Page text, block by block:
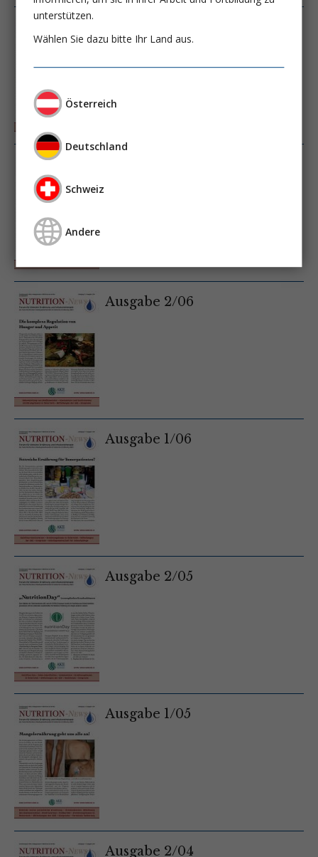
Ausgabe 2/06
Ausgabe 1/06
Ausgabe 2/05
Ausgabe 1/05
Ausgabe 2/04
unterstützen.
Wählen Sie dazu bitte Ihr Land aus.
Österreich
Deutschland
Schweiz
Andere